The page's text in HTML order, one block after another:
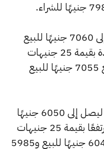
كما ارتفع سعر عيار 21 ليصل إلى 7060 جنيهًا للبيع
و7010 جنيهًا للشراء، بعد زيادة بقيمة 25 جنيهات
مقارنة بالسعر السابق الذي بلغ 7055 جنيهًا للبيع
كما سجل سعر عيار 18 ارتفاعًا ليصل إلى 6050 جنيهًا
للبيع و6010 جنيهًا للشراء، مرتفعًا بقيمة 25 جنيهات
عن السعر السابق الذي كان 6045 جنيهًا للبيع و5985